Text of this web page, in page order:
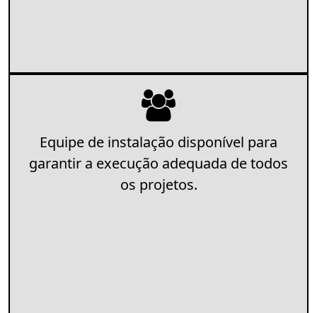
Equipe de instalação disponível para
garantir a execução adequada de todos
os projetos.